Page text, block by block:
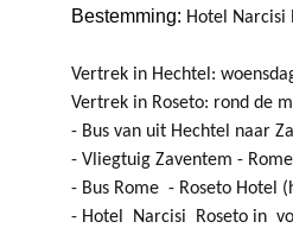
Bestemming: Hotel Narcisi
Vertrek in Hechtel:
Vertrek in Roseto: rond de
- Bus van uit Hechtel naar
- Vliegtuig Zaventem -
- Bus Rome - Roseto Hotel
- Hotel Narcisi Roseto in